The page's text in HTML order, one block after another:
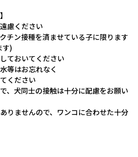
慮ください
チン接種を済ませている子に限ります
す)
ておいてください
等はお忘れなく
ください
、犬同士の接触は十分に配慮をお願い
りませんので、ワンコに合わせた十分